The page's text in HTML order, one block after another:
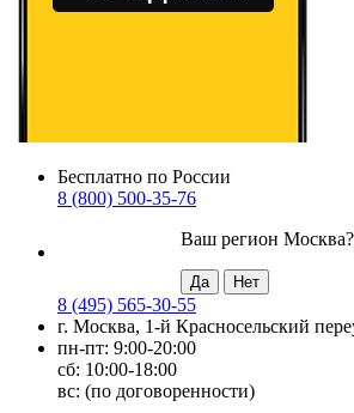
Бесплатно по России
8 (800) 500-35-76
Ваш регион Москва?
8 (495) 565-30-55
г. Москва, 1-й Красносельский
пн-пт: 9:00-20:00
сб: 10:00-18:00
вс: (по договоренности)